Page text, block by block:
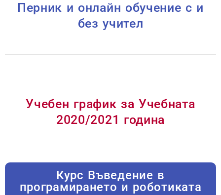
Перник и онлайн обучение с и
без учител
Учебен график за Учебната
2020/2021 година
Курс Въведение в
програмирането и роботиката